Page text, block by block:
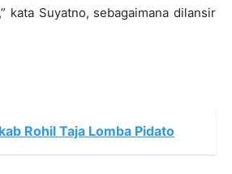
kata Suyatno, sebagaimana dilansir
Rohil Taja Lomba Pidato